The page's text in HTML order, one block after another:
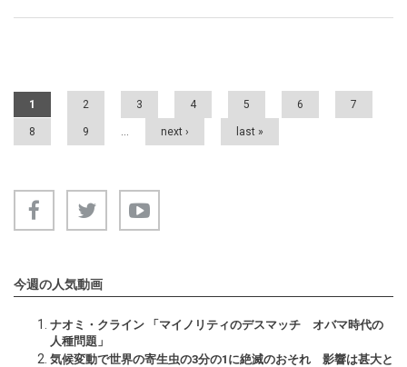
Pages
1 2 3 4 5 6 7
8 9 next › last »
今週の人気動画
ナオミ・クライン 「マイノリティのデスマッチ オバマ時代の
人種問題」
気候変動で世界の寄生虫の3分の1に絶滅のおそれ 影響は甚大と